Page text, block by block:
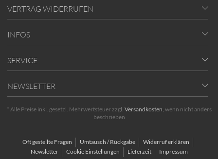
VERTRAG WIDERRUFEN
INFOS
SERVICE
NEWSLETTER
* Alle Preise inkl. gesetzl. Mehrwertsteuer zzgl. Versandkosten, wenn nicht anders
beschrieben
Oft gestellte Fragen Umtausch / Rückgabe
Widerruf erklären
Newsletter
Cookie Einstellungen Lieferzeit Impressum